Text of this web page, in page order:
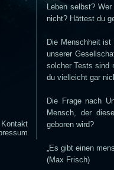
Leben selbst?
nicht? Hättest du
Die Menschheit
unserer
solcher Tests sind
du vielleicht gar
Die Frage nach
Mensch, der
geboren wird?
„Es gibt einen
(Max Frisch)
Kontakt